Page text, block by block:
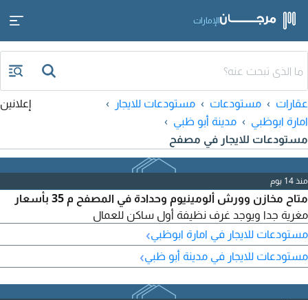
الإمارات
عقارات مستودعات
مستودعات للايجار
امارة ابوظبي
مدينة أبو ظبي
مستودعات للايجار في مصفح
إعلانين
منذ 14 يوم
متاح مخازن وورش ألومينيوم وحدادة في المصفح م 35 بأسعار
مغرية جدا ويوجد غرف نظيفة أول ساكن للعمال
مستودعات للايجار في امارة ابوظبي›
مستودعات للايجار في مدينة أبو ظبي›